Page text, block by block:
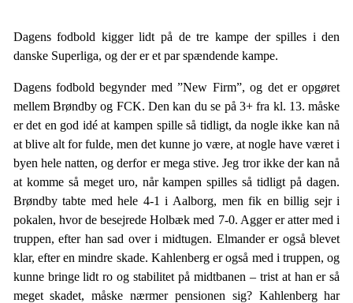
Dagens fodbold kigger lidt på de tre kampe der spilles i den
danske Superliga, og der er et par spændende kampe.
Dagens fodbold begynder med ”New Firm”, og det er opgøret
mellem Brøndby og FCK. Den kan du se på 3+ fra kl. 13. måske
er det en god idé at kampen spille så tidligt, da nogle ikke kan nå
at blive alt for fulde, men det kunne jo være, at nogle have været i
byen hele natten, og derfor er mega stive. Jeg tror ikke der kan nå
at komme så meget uro, når kampen spilles så tidligt på dagen.
Brøndby tabte med hele 4-1 i Aalborg, men fik en billig sejr i
pokalen, hvor de besejrede Holbæk med 7-0. Agger er atter med i
truppen, efter han sad over i midtugen. Elmander er også blevet
klar, efter en mindre skade. Kahlenberg er også med i truppen, og
kunne bringe lidt ro og stabilitet på midtbanen – trist at han er så
meget skadet, måske nærmer pensionen sig? Kahlenberg har